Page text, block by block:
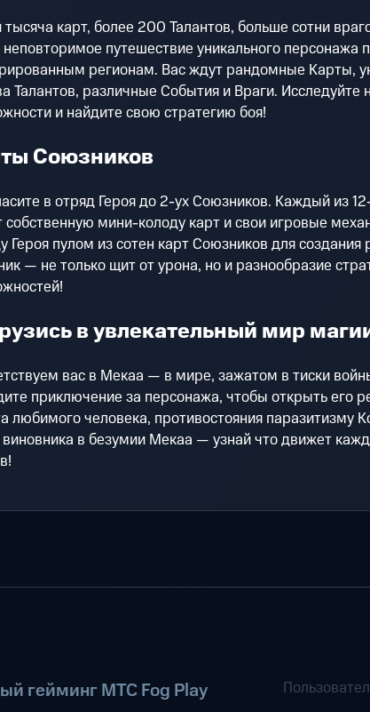
тысяча карт, более 200 Талантов, больше сотни
путешествие уникального персонажа
регионам. Вас ждут рандомные Карты,
Талантов, различные События и Враги. Исследуйте
и найдите свою стратегию боя!
Союзников
в отряд Героя до 2-ух Союзников. Каждый из
собственную мини-колоду карт и свои игровые
Героя пулом из сотен карт Союзников для создания
— не только щит от урона, но и разнообразие
в увлекательный мир
вас в Мекаа — в мире, зажатом в тиски
приключение за персонажа, чтобы открыть его
любимого человека, противостояния паразитизму
виновника в безумии Мекаа — узнай что движет
гейминг МТС Fog Play